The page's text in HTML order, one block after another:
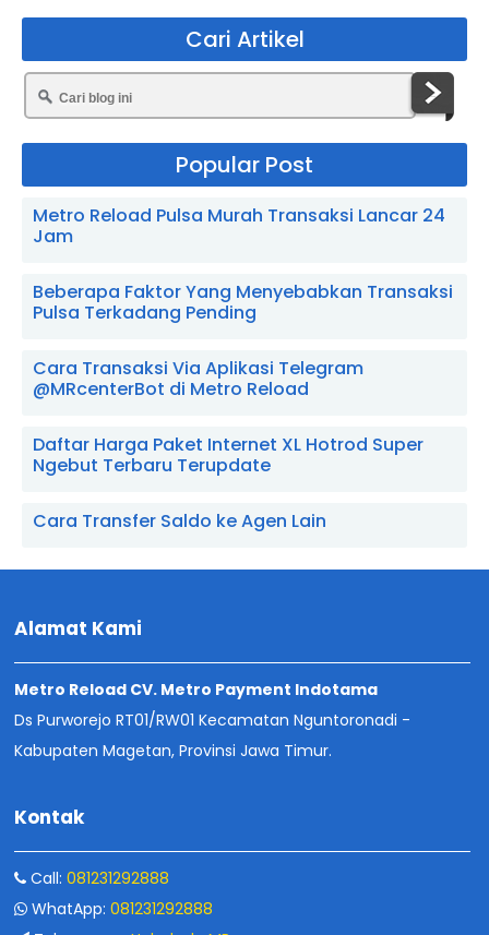
Cari Artikel
Popular Post
Metro Reload Pulsa Murah Transaksi Lancar 24
Jam
Beberapa Faktor Yang Menyebabkan Transaksi
Pulsa Terkadang Pending
Cara Transaksi Via Aplikasi Telegram
@MRcenterBot di Metro Reload
Daftar Harga Paket Internet XL Hotrod Super
Ngebut Terbaru Terupdate
Cara Transfer Saldo ke Agen Lain
Alamat Kami
Metro Reload CV. Metro Payment Indotama
Ds Purworejo RT01/RW01 Kecamatan Nguntoronadi -
Kabupaten Magetan, Provinsi Jawa Timur.
Kontak
Call: 081231292888
WhatApp: 081231292888